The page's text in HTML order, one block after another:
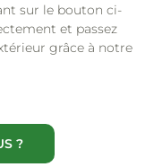
sur le bouton ci-
et passez
grâce à notre
?